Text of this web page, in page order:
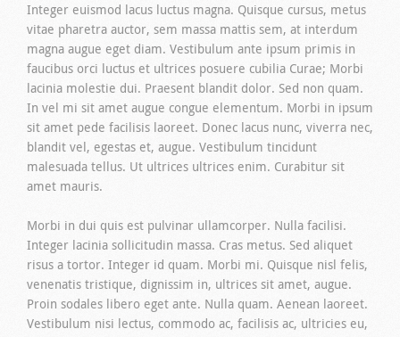
Integer euismod lacus luctus magna. Quisque cursus, metus
vitae pharetra auctor, sem massa mattis sem, at interdum
magna augue eget diam. Vestibulum ante ipsum primis in
faucibus orci luctus et ultrices posuere cubilia Curae; Morbi
lacinia molestie dui. Praesent blandit dolor. Sed non quam.
In vel mi sit amet augue congue elementum. Morbi in ipsum
sit amet pede facilisis laoreet. Donec lacus nunc, viverra nec,
blandit vel, egestas et, augue. Vestibulum tincidunt
malesuada tellus. Ut ultrices ultrices enim. Curabitur sit
amet mauris.
Morbi in dui quis est pulvinar ullamcorper. Nulla facilisi.
Integer lacinia sollicitudin massa. Cras metus. Sed aliquet
risus a tortor. Integer id quam. Morbi mi. Quisque nisl felis,
venenatis tristique, dignissim in, ultrices sit amet, augue.
Proin sodales libero eget ante. Nulla quam. Aenean laoreet.
Vestibulum nisi lectus, commodo ac, facilisis ac, ultricies eu,